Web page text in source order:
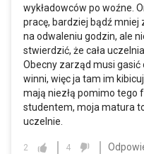
wykładowców po woźne.
pracę, bardziej bądź mniej
na odwaleniu godzin, ale
stwierdzić, że cała
Obecny zarząd musi
winni, więc ja tam im
mają niezłą pomimo tego
studentem, moja matura
uczelnie.
2 4